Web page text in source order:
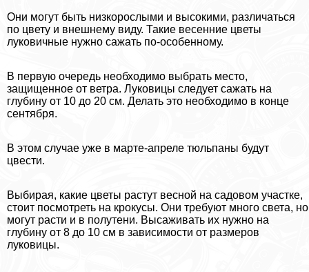
Они могут быть низкорослыми и высокими, различаться
по цвету и внешнему виду. Такие весенние цветы
луковичные нужно сажать по-особенному.
В первую очередь необходимо выбрать место,
защищенное от ветра. Луковицы следует сажать на
глубину от 10 до 20 см. Делать это необходимо в конце
сентября.
В этом случае уже в марте-апреле тюльпаны будут
цвести.
Выбирая, какие цветы растут весной на садовом участке,
стоит посмотреть на крокусы. Они требуют много света, но
могут расти и в полутени. Высаживать их нужно на
глубину от 8 до 10 см в зависимости от размеров
луковицы.